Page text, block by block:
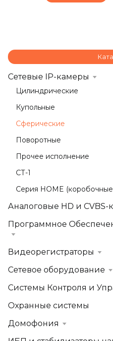
Сетевые IP-камеры
Цилиндрические
Купольные
Сферические
Поворотные
Прочее исполнение
СТ-1
Серия HOME
Аналоговые HD и CVBS-
Программное
Видеорегистраторы
Сетевое оборудование
Системы Контроля и
Охранные системы
Домофония